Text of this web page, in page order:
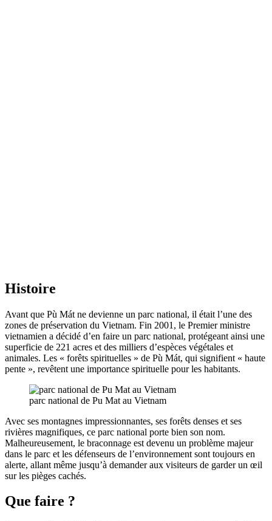
Histoire
Avant que Pù Mát ne devienne un parc national, il était l’une des
zones de préservation du Vietnam. Fin 2001, le Premier ministre
vietnamien a décidé d’en faire un parc national, protégeant ainsi une
superficie de 221 acres et des milliers d’espèces végétales et
animales. Les « forêts spirituelles » de Pù Mát, qui signifient « haute
pente », revêtent une importance spirituelle pour les habitants.
parc national de Pu Mat au Vietnam
Avec ses montagnes impressionnantes, ses forêts denses et ses
rivières magnifiques, ce parc national porte bien son nom.
Malheureusement, le braconnage est devenu un problème majeur
dans le parc et les défenseurs de l’environnement sont toujours en
alerte, allant même jusqu’à demander aux visiteurs de garder un œil
sur les pièges cachés.
Que faire ?